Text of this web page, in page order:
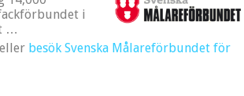
i
…
eller besök Svenska Målareförbundet för